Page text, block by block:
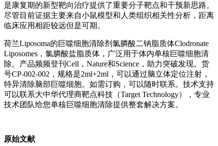
是康复期的新型靶向治疗提供了重要分子靶点和干预新思路。
尽管目前证据主要来自小鼠模型和人类组织相关性分析，距离
临床应用相距较远但是可期。
荷兰Liposoma的巨噬细胞清除剂氯膦酸二钠脂质体Clodronate
Liposomes，氯膦酸盐脂质体，广泛用于体内单核巨噬细胞清
除。产品频频登刊Cell，Nature和Science，助力突破发现。货
号CP-002-002，规格是2ml+2ml，可以通过脑立体定位注射，
特异清除脑部巨噬细胞。如需订购，可以随时联系。技术支持
可以联系大中华代理商靶点科技（Target Technology），专业
技术团队给您单核巨噬细胞清除提供整套解决方案。
原始文献